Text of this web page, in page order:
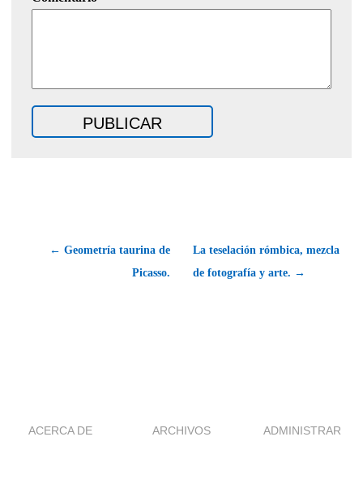
← Geometría taurina de
Picasso.
La teselación rómbica, mezcla
de fotografía y arte. →
ACERCA DE ARCHIVOS ADMINISTRAR